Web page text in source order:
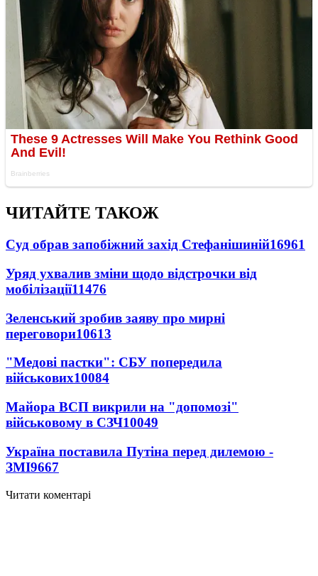
ЧИТАЙТЕ ТАКОЖ
Суд обрав запобіжний захід Стефанішиній16961
Уряд ухвалив зміни щодо відстрочки від
мобілізації11476
Зеленський зробив заяву про мирні
переговори10613
"Медові пастки": СБУ попередила
військових10084
Майора ВСП викрили на "допомозі"
військовому в СЗЧ10049
Україна поставила Путіна перед дилемою -
ЗМІ9667
Читати коментарі